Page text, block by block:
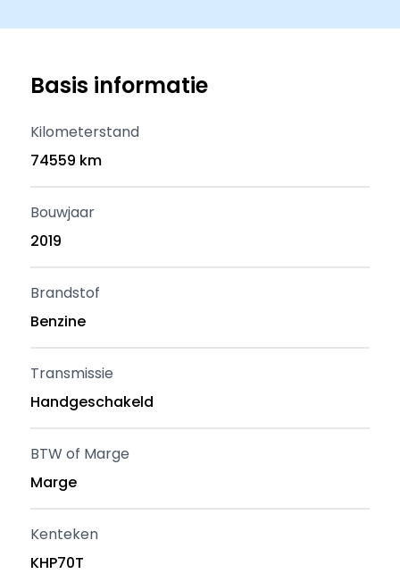
Basis informatie
Kilometerstand
74559 km
Bouwjaar
2019
Brandstof
Benzine
Transmissie
Handgeschakeld
BTW of Marge
Marge
Kenteken
KHP70T